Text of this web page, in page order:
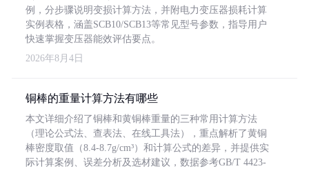
例，分步骤说明变损计算方法，并附电力变压器损耗计算
实例表格，涵盖SCB10/SCB13等常见型号参数，指导用户
快速掌握变压器能效评估要点。
2026年8月4日
铜棒的重量计算方法有哪些
本文详细介绍了铜棒和黄铜棒重量的三种常用计算方法
（理论公式法、查表法、在线工具法），重点解析了黄铜
棒密度取值（8.4-8.7g/cm³）和计算公式的差异，并提供实
际计算案例、误差分析及选材建议，数据参考GB/T 4423-